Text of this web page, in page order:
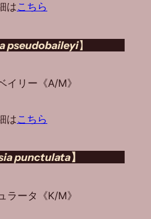
はこちら
pseudobaileyi】
イリー《A/M》
はこちら
punctulata】
ラータ《K/M》